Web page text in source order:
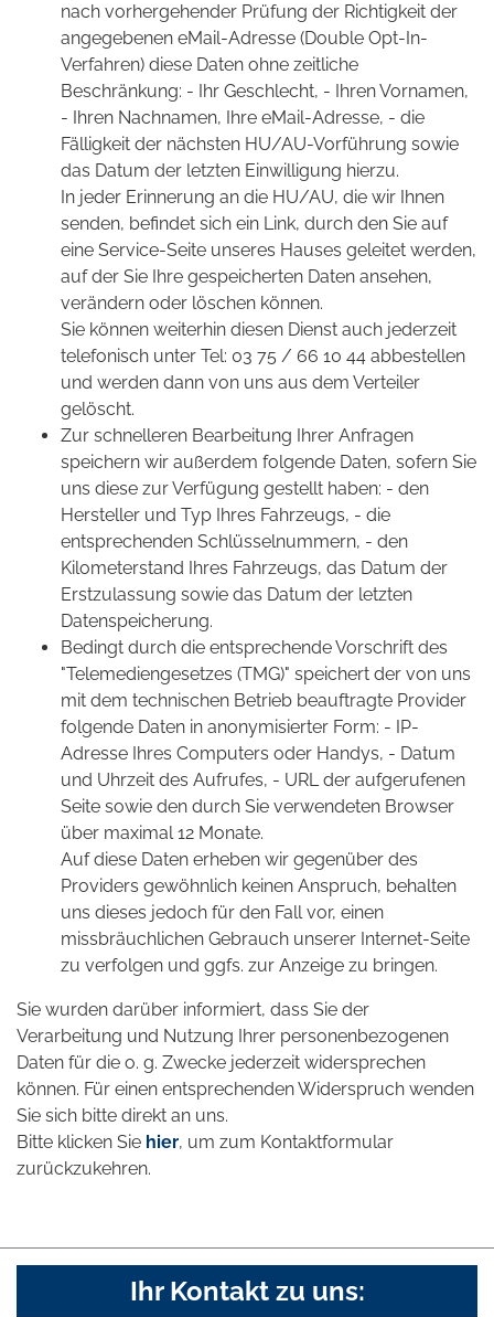
nach vorhergehender Prüfung der Richtigkeit der
angegebenen eMail-Adresse (Double Opt-In-
Verfahren) diese Daten ohne zeitliche
Beschränkung: - Ihr Geschlecht, - Ihren Vornamen,
- Ihren Nachnamen, Ihre eMail-Adresse, - die
Fälligkeit der nächsten HU/AU-Vorführung sowie
das Datum der letzten Einwilligung hierzu.
In jeder Erinnerung an die HU/AU, die wir Ihnen
senden, befindet sich ein Link, durch den Sie auf
eine Service-Seite unseres Hauses geleitet werden,
auf der Sie Ihre gespeicherten Daten ansehen,
verändern oder löschen können.
Sie können weiterhin diesen Dienst auch jederzeit
telefonisch unter Tel: 03 75 / 66 10 44 abbestellen
und werden dann von uns aus dem Verteiler
gelöscht.
Zur schnelleren Bearbeitung Ihrer Anfragen
speichern wir außerdem folgende Daten, sofern Sie
uns diese zur Verfügung gestellt haben: - den
Hersteller und Typ Ihres Fahrzeugs, - die
entsprechenden Schlüsselnummern, - den
Kilometerstand Ihres Fahrzeugs, das Datum der
Erstzulassung sowie das Datum der letzten
Datenspeicherung.
Bedingt durch die entsprechende Vorschrift des
"Telemediengesetzes (TMG)" speichert der von uns
mit dem technischen Betrieb beauftragte Provider
folgende Daten in anonymisierter Form: - IP-
Adresse Ihres Computers oder Handys, - Datum
und Uhrzeit des Aufrufes, - URL der aufgerufenen
Seite sowie den durch Sie verwendeten Browser
über maximal 12 Monate.
Auf diese Daten erheben wir gegenüber des
Providers gewöhnlich keinen Anspruch, behalten
uns dieses jedoch für den Fall vor, einen
missbräuchlichen Gebrauch unserer Internet-Seite
zu verfolgen und ggfs. zur Anzeige zu bringen.
Sie wurden darüber informiert, dass Sie der
Verarbeitung und Nutzung Ihrer personenbezogenen
Daten für die o. g. Zwecke jederzeit widersprechen
können. Für einen entsprechenden Widerspruch wenden
Sie sich bitte direkt an uns.
Bitte klicken Sie hier, um zum Kontaktformular
zurückzukehren.
Ihr Kontakt zu uns: